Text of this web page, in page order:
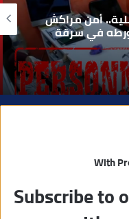
أمن مراكش
في سرقة
With
Subscribe to